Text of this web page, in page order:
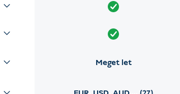
Meget let